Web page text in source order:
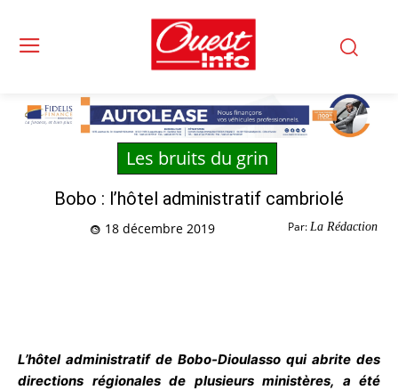
Les bruits du grin
Bobo : l’hôtel administratif cambriolé
Par: La Rédaction
18 décembre 2019
L’hôtel administratif de Bobo-Dioulasso qui abrite des
directions régionales de plusieurs ministères, a été